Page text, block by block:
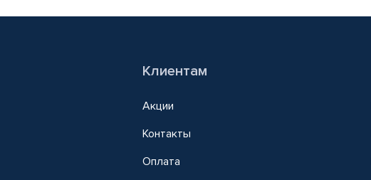
Клиентам
Акции
Контакты
Оплата